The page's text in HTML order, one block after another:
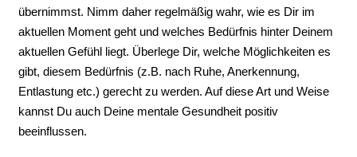
übernimmst. Nimm daher regelmäßig wahr, wie es Dir im
aktuellen Moment geht und welches Bedürfnis hinter Deinem
aktuellen Gefühl liegt. Überlege Dir, welche Möglichkeiten es
gibt, diesem Bedürfnis (z.B. nach Ruhe, Anerkennung,
Entlastung etc.) gerecht zu werden. Auf diese Art und Weise
kannst Du auch Deine mentale Gesundheit positiv
beeinflussen.